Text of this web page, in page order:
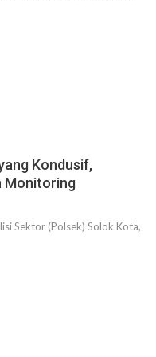
Kondusif,
Monitoring
Sektor (Polsek) Solok Kota,